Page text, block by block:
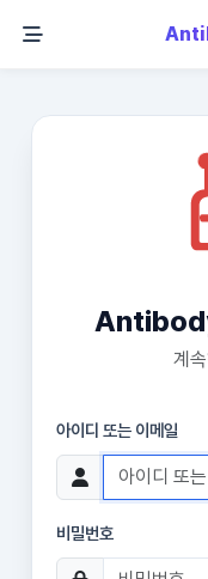
계
아이디 또는 이메일
비밀번호